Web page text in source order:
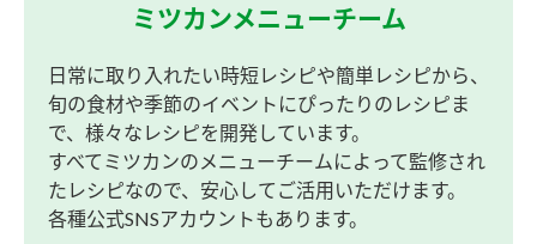
ミツカンメニューチーム
日常に取り入れたい時短レシピや簡単レシピから、
旬の食材や季節のイベントにぴったりのレシピま
で、様々なレシピを開発しています。
すべてミツカンのメニューチームによって監修され
たレシピなので、安心してご活用いただけます。
各種公式SNSアカウントもあります。